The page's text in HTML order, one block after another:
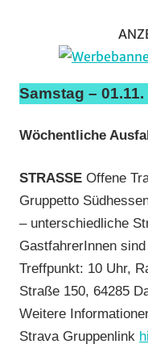
Samstag – 01.11.
Wöchentliche
STRASSE Offene
Gruppetto
– unterschiedliche
GastfahrerInnen
Treffpunkt: 10 Uhr,
Straße 150, 64285
Weitere
Strava Gruppenlink